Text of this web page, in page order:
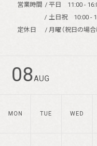
営業時間 / 平日 11:00 -
/ 土日祝 10:00 -
定休日
/ 月曜（祝日の場
08AUG
MON TUE WED